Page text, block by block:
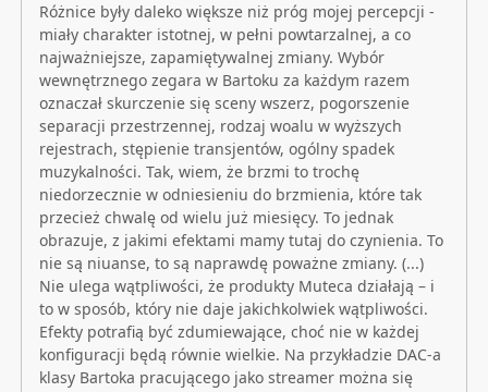
Różnice były daleko większe niż próg mojej percepcji -
miały charakter istotnej, w pełni powtarzalnej, a co
najważniejsze, zapamiętywalnej zmiany. Wybór
wewnętrznego zegara w Bartoku za każdym razem
oznaczał skurczenie się sceny wszerz, pogorszenie
separacji przestrzennej, rodzaj woalu w wyższych
rejestrach, stępienie transjentów, ogólny spadek
muzykalności. Tak, wiem, że brzmi to trochę
niedorzecznie w odniesieniu do brzmienia, które tak
przecież chwalę od wielu już miesięcy. To jednak
obrazuje, z jakimi efektami mamy tutaj do czynienia. To
nie są niuanse, to są naprawdę poważne zmiany. (...)
Nie ulega wątpliwości, że produkty Muteca działają – i
to w sposób, który nie daje jakichkolwiek wątpliwości.
Efekty potrafią być zdumiewające, choć nie w każdej
konfiguracji będą równie wielkie. Na przykładzie DAC-a
klasy Bartoka pracującego jako streamer można się